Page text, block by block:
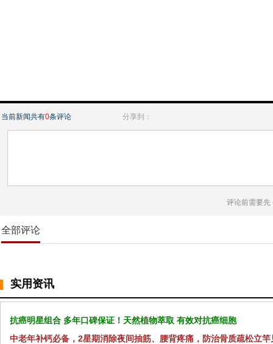
当前新闻共有0条评论 分享到：
评论前需要先
全部评论
实用资讯
抗癌明星组合 多年口碑保证！天然植物萃取 有效对抗癌细胞
中老年补钙必备，2星期消除夜间抽筋、腰背疼痛，防治骨质疏松立竿